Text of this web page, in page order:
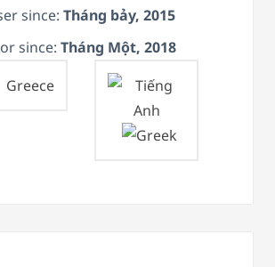
since: Tháng bảy, 2015
since: Tháng Một, 2018
Greece